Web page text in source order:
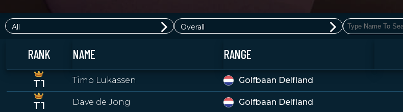
All Overall
RANK NAME RANGE
T1 Timo Lukassen Golfbaan Delfland
T1 Dave de Jong Golfbaan Delfland